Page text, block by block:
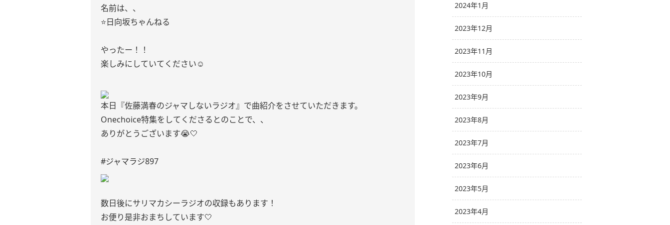
名前は、、
⭐️日向坂ちゃんねる
やったー！！
楽しみにしていてください☺︎
本日『佐藤満春のジャマしないラジオ』で曲紹介をさせていただきます。
Onechoice特集をしてくださるとのことで、、
ありがとうございます😭🤍
#ジャマラジ897
数日後にサリマカシーラジオの収録もあります！
お便り是非おまちしています🤍
2024年1月
2023年12月
2023年11月
2023年10月
2023年9月
2023年8月
2023年7月
2023年6月
2023年5月
2023年4月